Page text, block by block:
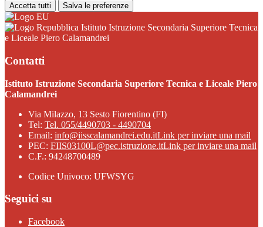
Accetta tutti Salva le preferenze
Istituto Istruzione Secondaria Superiore Tecnica
e Liceale Piero Calamandrei
Contatti
Istituto Istruzione Secondaria Superiore Tecnica e Liceale Piero
Calamandrei
Via Milazzo, 13 Sesto Fiorentino (FI)
Tel: Tel. 055/4490703 - 4490704
Email: info@iisscalamandrei.edu.itLink per inviare una mail
PEC: FIIS03100L@pec.istruzione.itLink per inviare una mail
C.F.: 94248700489
Codice Univoco: UFWSYG
Seguici su
Facebook